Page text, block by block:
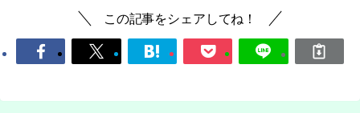
この記事をシェアしてね！